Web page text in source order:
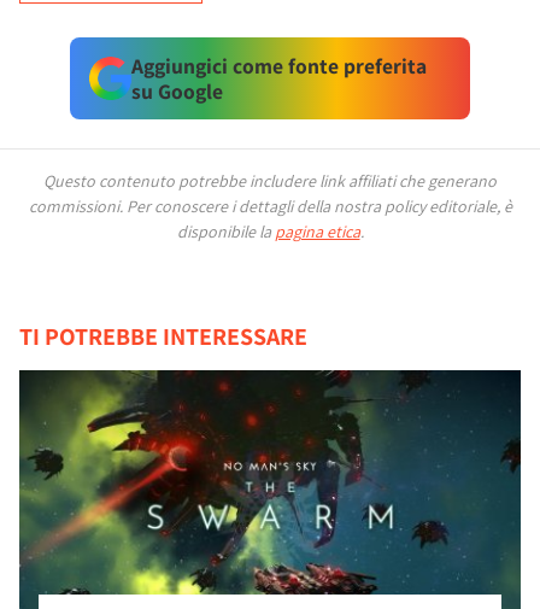
Aggiungici come fonte preferita
su Google
Questo contenuto potrebbe includere link affiliati che generano
commissioni. Per conoscere i dettagli della nostra policy editoriale, è
disponibile la pagina etica.
TI POTREBBE INTERESSARE